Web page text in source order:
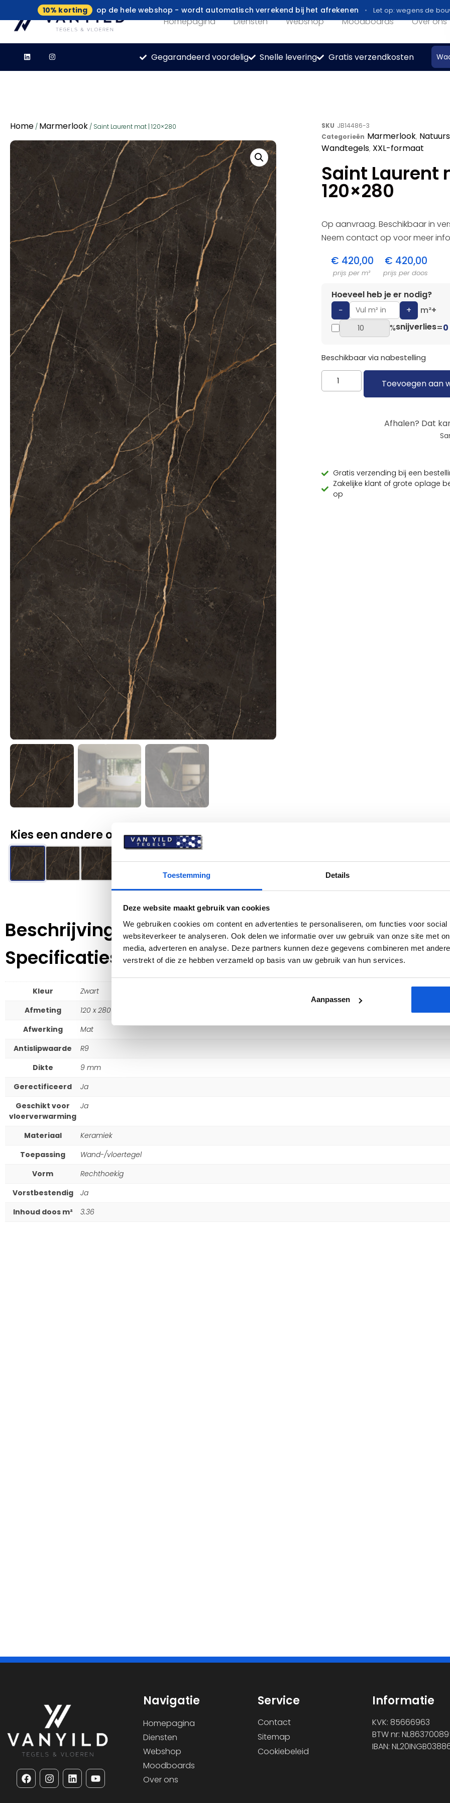
Toestemming Details
Deze website maakt gebruik van cookies
We gebruiken cookies om content en advertenties te personaliseren, om functies voor
websiteverkeer te analyseren. Ook delen we informatie over uw gebruik van onze site met
media, adverteren en analyse. Deze partners kunnen deze gegevens combineren met
verstrekt of die ze hebben verzameld op basis van uw gebruik van hun services.
Aanpassen
10% korting op de hele webshop - wordt automatisch verrekend bij het afrekenen Let op: wegens de
Homepagina Diensten Webshop Moodboards Over ons
Gegarandeerd voordelig Snelle levering Gratis verzendkosten
Home / Marmerlook / Saint Laurent mat | 120×280
Kies een andere optie
SKU JB14486-3
Categorieën Marmerlook,
Wandtegels, XXL-formaat
Saint Laurent
120×280
Op aanvraag. Beschikbaar in
Neem contact op voor meer
€ 420,00
prijs per m²
€ 420,00
prijs per doos
Hoeveel heb je er nodig?
−
+ m²+
%snijverlies=
Beschikbaar via nabestelling
Toevoegen aan
Afhalen? Dat
Gratis verzending bij een
Zakelijke klant of grote oplage
op
Beschrijving
Specificaties
Kleur
Zwart
Afmeting
120 x 280
Afwerking
Mat
Antislipwaarde
R9
Dikte
9 mm
Gerectificeerd
Ja
Geschikt voor
vloerverwarming
Ja
Materiaal
Keramiek
Toepassing
Wand-/vloertegel
Vorm
Rechthoekig
Vorstbestendig
Ja
Inhoud doos m²
3.36
Navigatie
Homepagina
Diensten
Webshop
Moodboards
Over ons
Service
Contact
Sitemap
Cookiebeleid
Informatie
KVK: 85666963
BTW nr:
IBAN: